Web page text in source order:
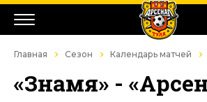
Главная Сезон Календарь матчей
«Знамя» -